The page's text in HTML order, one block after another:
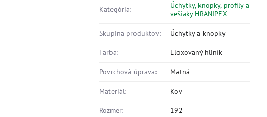
Kategória:
Úchytky, knopky, profily a
vešiaky HRANIPEX
Skupina produktov: Úchytky a knopky
Farba: Eloxovaný hliník
Povrchová úprava: Matná
Materiál: Kov
Rozmer: 192